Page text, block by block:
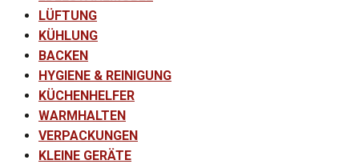
LÜFTUNG
KÜHLUNG
BACKEN
HYGIENE & REINIGUNG
KÜCHENHELFER
WARMHALTEN
VERPACKUNGEN
KLEINE GERÄTE